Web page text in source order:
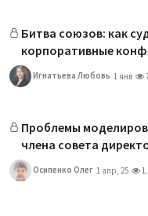
Битва союзов: как
корпоративные
Игнатьева Любовь 1 янв
Проблемы
члена совета
Осипенко Олег 1 апр, 25